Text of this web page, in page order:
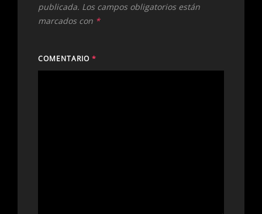
publicada. Los campos obligatorios están
marcados con *
COMENTARIO *